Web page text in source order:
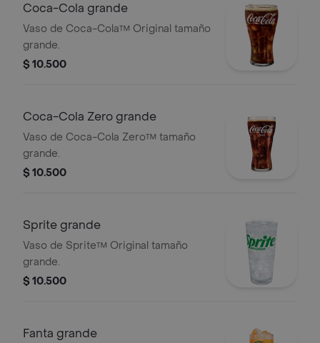
Coca-Cola grande
Vaso de Coca-Cola™ Original tamaño
grande.
$ 10.500
Coca-Cola Zero grande
Vaso de Coca-Cola Zero™ tamaño
grande.
$ 10.500
Sprite grande
Vaso de Sprite™ Original tamaño
grande.
$ 10.500
Fanta grande